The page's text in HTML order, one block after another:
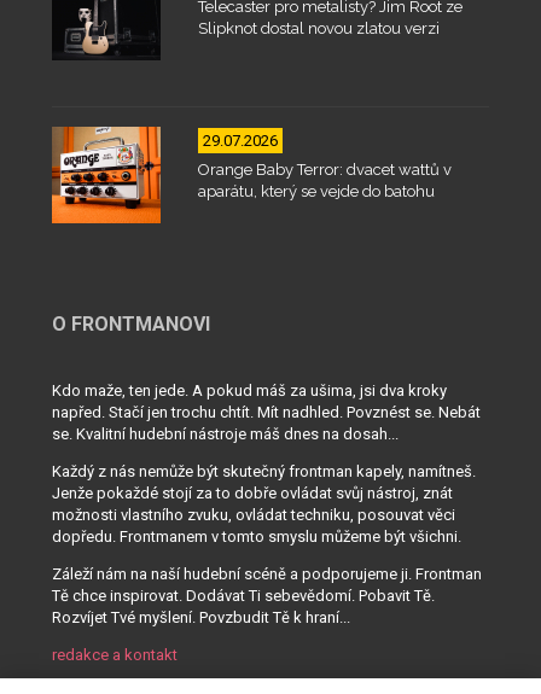
Telecaster pro metalisty? Jim Root ze
Slipknot dostal novou zlatou verzi
29.07.2026
Orange Baby Terror: dvacet wattů v
aparátu, který se vejde do batohu
O FRONTMANOVI
Kdo maže, ten jede. A pokud máš za ušima, jsi dva kroky
napřed. Stačí jen trochu chtít. Mít nadhled. Povznést se. Nebát
se. Kvalitní hudební nástroje máš dnes na dosah...
Každý z nás nemůže být skutečný frontman kapely, namítneš.
Jenže pokaždé stojí za to dobře ovládat svůj nástroj, znát
možnosti vlastního zvuku, ovládat techniku, posouvat věci
dopředu. Frontmanem v tomto smyslu můžeme být všichni.
Záleží nám na naší hudební scéně a podporujeme ji. Frontman
Tě chce inspirovat. Dodávat Ti sebevědomí. Pobavit Tě.
Rozvíjet Tvé myšlení. Povzbudit Tě k hraní...
redakce a kontakt